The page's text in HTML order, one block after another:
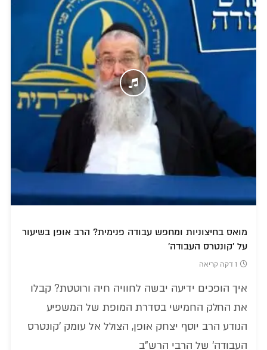
מואס בחיצוניות ומחפש עבודה פנימית? הרב אופן בשיעור
על 'קונטרס העבודה'
1 דקה קריאה
איך הופכים ידיעה יבשה לחוויה חיה ורוטטת? קבלו
את החלק החמישי בסדרת המופת של המשפיע
הנודע הרב יוסף יצחק אופן, הצולל אל עומק 'קונטרס
העבודה' של הרבי הרש"ב